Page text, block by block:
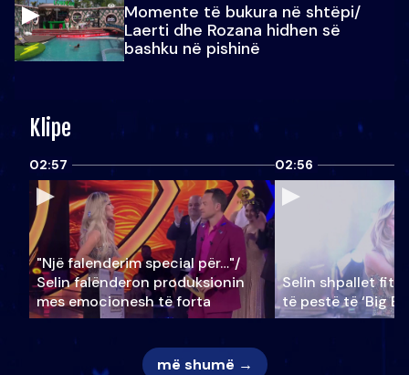
Momente të bukura në shtëpi/
Laerti dhe Rozana hidhen së
bashku në pishinë
Klipe
02:57
"Një falenderim special për…"/
Selin falënderon produksionin
mes emocionesh të forta
02:56
Selin shpallet
të pestë të ‘Big
më shumë →